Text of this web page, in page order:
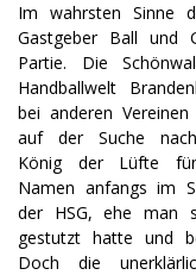
Im wahrsten Sinne
Gastgeber Ball und
Partie. Die
Handballwelt
bei anderen
auf der Suche
König der Lüfte
Namen anfangs im
der HSG, ehe man
gestutzt hatte und
Doch die